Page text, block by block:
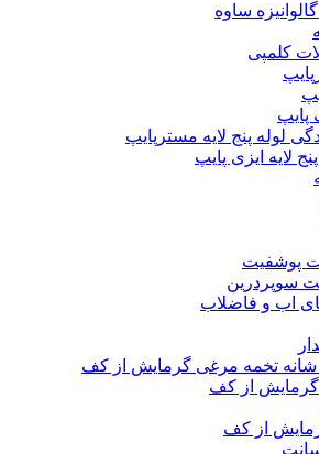
ساوه
کلمپی
پایپ
لوله پنج لایه مسترپایپ
لایه ایزی پایپ
پوشفیت
سوپردرین
اب و فاضلاب
تخمه مرغی گرمایش از کف
از کف